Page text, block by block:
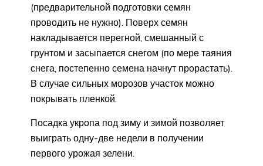
(предварительной подготовки семян
проводить не нужно). Поверх семян
накладывается перегной, смешанный с
грунтом и засыпается снегом (по мере таяния
снега, постепенно семена начнут прорастать).
В случае сильных морозов участок можно
покрывать пленкой.
Посадка укропа под зиму и зимой позволяет
выиграть одну-две недели в получении
первого урожая зелени.